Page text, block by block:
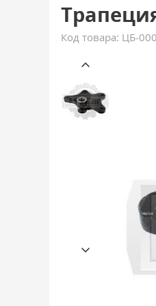
Код товара: ЦБ-